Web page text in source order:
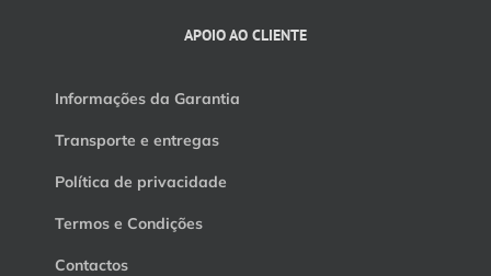
APOIO AO CLIENTE
Informações da Garantia
Transporte e entregas
Política de privacidade
Termos e Condições
Contactos